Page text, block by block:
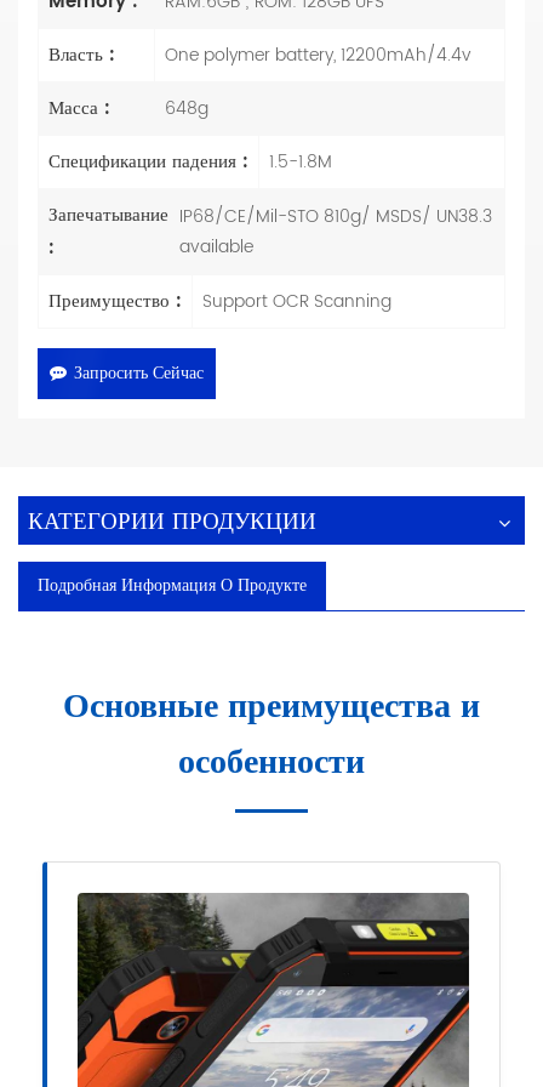
Власть : One polymer battery, 12200mAh/4.4v
Масса : 648g
Спецификации падения : 1.5-1.8M
Запечатывание
:
IP68/CE/Mil-STO 810g/ MSDS/ UN38.3
available
Преимущество : Support OCR Scanning
Запросить Сейчас
КАТЕГОРИИ ПРОДУКЦИИ
Подробная Информация О Продукте
Основные преимущества и
особенности